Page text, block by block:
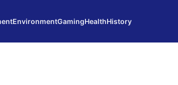
EnvironmentGamingHealthHistory